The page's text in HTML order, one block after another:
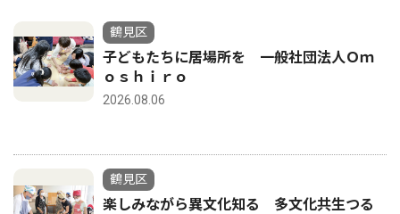
鶴見区
子どもたちに居場所を 一般社団法人Ｏｍ
ｏｓｈｉｒｏ
2026.08.06
鶴見区
楽しみながら異文化知る 多文化共生つる